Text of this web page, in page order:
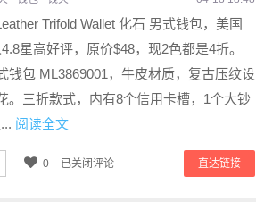
Trifold Wallet 化石 男式钱包，美国
星高好评，原价$48，现2色都是4折。
钱包 ML3869001，牛皮材质，复古压纹设
。三折款式，内有8个信用卡槽，1个大钞
阅读全文
直达链接
0 已关闭评论